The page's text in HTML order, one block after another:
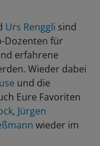
Urs Renggli sind
Dozenten für
erfahrene
Wieder dabei
und die
Eure Favoriten
, Jürgen
wieder im